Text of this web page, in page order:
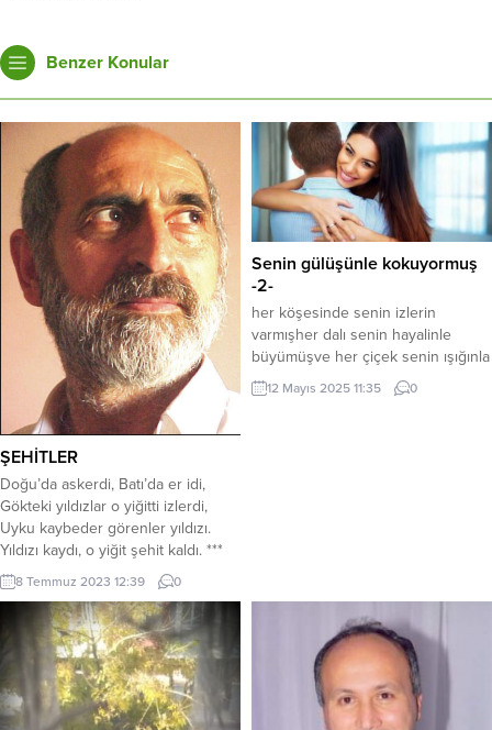
Benzer Konular
ŞEHİTLER
Doğu’da askerdi, Batı’da er idi,
Gökteki yıldızlar o yiğitti izlerdi,
Uyku kaybeder görenler yıldızı.
Yıldızı kaydı, o yiğit şehit kaldı. ***
Sessizdi kalp alında vurulmuşun,
Sormamıştı parolayı kör kurşun
Parola tunç dağda kan renginde,
Küflü sefer tası kuru ekmeğinde. ***
Sefertası ana elinde, ayak çıplak,
Ayakkabısız ayaklar çıplaktı ayak,
Asmıştı...
8 Temmuz 2023 12:39 0
Senin gülüşünle kokuyormuş
-2-
her köşesinde senin izlerin
varmışher dalı senin hayalinle
büyümüşve her çiçek senin ışığınla
açmış Seninmiş o bahçeben
yalnızca bir misafirmişim
yükama o bahçeher zaman
seninmiş Gidişinle anladım...
12 Mayıs 2025 11:35 0